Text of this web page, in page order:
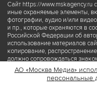
Сайт https://www.mskagency.ru
иные охраняемые элементы,
фотографии, аудио и/или
и пр., которые охраняются в
Российской Федерации об
использование материалов
копирование,
должно сопровождаться
правообладателя © АО
www.mskagency.ru как на
материалов сайта
АО «Москва Медиа»
персональные